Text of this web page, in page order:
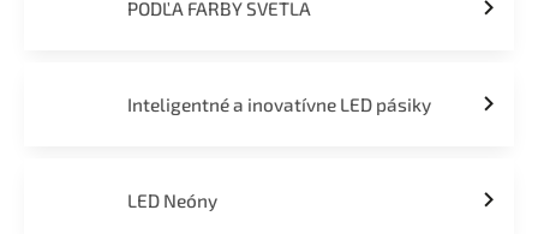
PODĽA FARBY SVETLA
Inteligentné a inovatívne LED pásiky
LED Neóny